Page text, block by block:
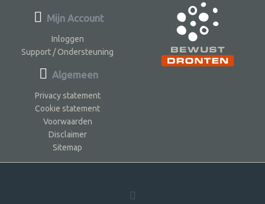
Mijn Account
Inloggen
Support / Ondersteuning
Algemeen
Privacy statement
Cookie statement
Voorwaarden
Disclaimer
Sitemap